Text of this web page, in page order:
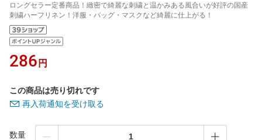
ロングセラー定番商品！緻密で綺麗な刺繍と温かみある風合いが好評の国産
刺繍ハーフリネン！洋服・バッグ・マスクなど綺麗に仕上がる！
286 円
この商品は売り切れです
再入荷通知を受け取る
数量